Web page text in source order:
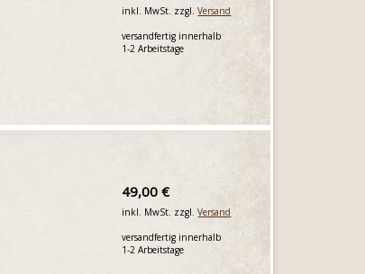
inkl. MwSt. zzgl.Versand
versandfertig innerhalb
1-2 Arbeitstage
49,00 €
inkl. MwSt. zzgl.Versand
versandfertig innerhalb
1-2 Arbeitstage